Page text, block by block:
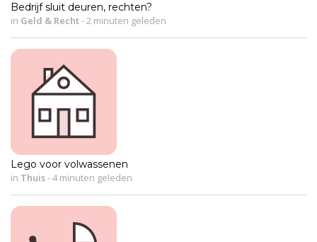
Bedrijf sluit deuren, rechten?
in Geld & Recht-2 minuten geleden
Lego voor volwassenen
in Thuis-4 minuten geleden